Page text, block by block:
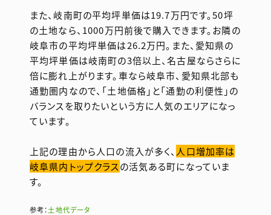
また、岐南町の平均坪単価は19.7万円です。50坪
の土地なら、1000万円前後で購入できます。お隣の
岐阜市の平均坪単価は26.2万円。また、愛知県の
平均坪単価は岐南町の3倍以上、名古屋ならさらに
倍に膨れ上がります。車なら岐阜市、愛知県北部も
通勤圏内なので、「土地価格」と「通勤の利便性」の
バランスを取りたいという方に人気のエリアになっ
ています。
上記の理由から人口の流入が多く、 人口増加率は
岐阜県内トップクラスの活気ある町になっていま
す。
参考：土地代データ